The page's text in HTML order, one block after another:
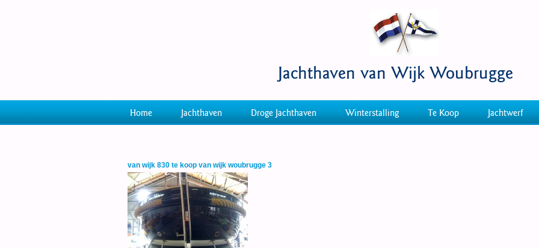
Jachthaven van Wijk Woubrugge
Home Jachthaven Droge Jachthaven Winterstalling Te Koop Jachtwerf
van wijk 830 te koop van wijk woubrugge 3